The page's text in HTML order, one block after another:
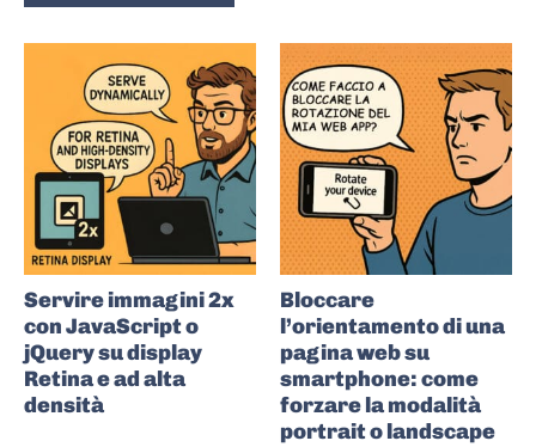
Servire immagini 2x
con JavaScript o
jQuery su display
Retina e ad alta
densità
Bloccare
l’orientamento di una
pagina web su
smartphone: come
forzare la modalità
portrait o landscape